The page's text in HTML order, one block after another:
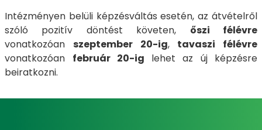
Intézményen belüli képzésváltás esetén, az átvételről
szóló pozitív döntést követen, őszi félévre
vonatkozóan szeptember 20-ig, tavaszi félévre
vonatkozóan február 20-ig lehet az új képzésre
beiratkozni.